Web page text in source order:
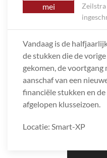
mei
Zeilstra
Vandaag is de
de stukken die de
gekomen, de
aanschaf van een
financiële stukken en
afgelopen klusseizoen.
Locatie: Smart-XP